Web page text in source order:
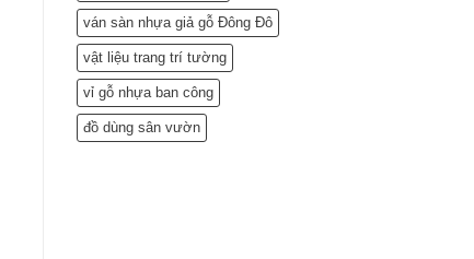
ván sàn nhựa giả gỗ Đông Đô
vật liệu trang trí tường
vỉ gỗ nhựa ban công
đồ dùng sân vườn